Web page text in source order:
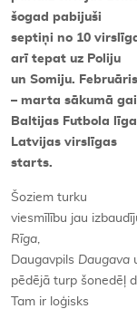
šogad pabijuši
septiņi no 10
arī tepat uz Poliju
un Somiju.
– marta sākumā
Baltijas Futbola
Latvijas virslīgas
starts.
Šoziem turku
viesmīlību jau
Rīga,
Daugavpils Daugava
pēdējā turp šonedēļ
Tam ir loģisks